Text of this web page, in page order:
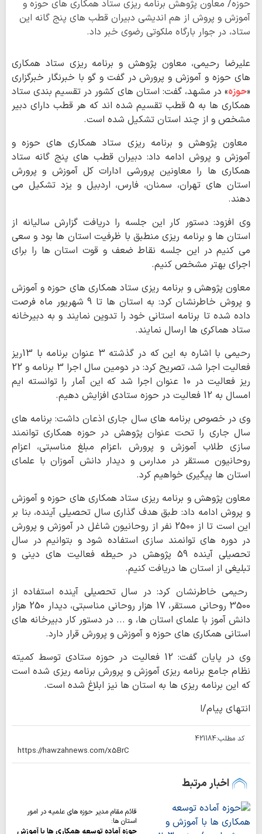
حوزه/ معاون پژوهش برنامه ریزی ستاد همکاری های حوزه و
آموزش و پروش از هم اندیشی دبیران قطب های پنج گانه این
ستاد، در جوار بارگاه ملکوتی رضوی خبر داد.
علیرضا رحیمی، معاون پژوهش و برنامه ریزی ستاد همکاری
های حوزه و آموزش و پرورش در گفت و گو با خبرنگار خبرگزاری
«حوزه» در مشهد، گفت: استان های کشور در تقسیم بندی ستاد
همکاری ها به 5 قطب تقسیم شده اند که هر قطب دارای دبیر
مشخص و از چند استان تشکیل شده است.
معاون پژوهش و برنامه ریزی ستاد همکاری های حوزه و
آموزش و پروش ادامه داد: دبیران قطب های پنج گانه ستاد
همکاری ها را معاونین پرورشی ادارات کل آموزش و پرورش
استان های تهران، سمنان، فارس، اردبیل و یزد تشکیل می
دهند.
وی افزود: دستور کار این جلسه را دریافت گزارش سالیانه از
استان ها و برنامه ریزی منطبق با ظرفیت استان ها بود و سعی
می کنیم در این جلسه نقاط ضعف و قوت استان ها را برای
اجرای بهتر مشخص کنیم.
معاون پژوهش و برنامه ریزی ستاد همکاری های حوزه و آموزش
و پروش خاطرنشان کرد: به استان ها تا 9 شهریور ماه فرصت
داده شده تا برنامه استانی خود را تدوین نمایند و به دبیرخانه
ستاد هماکری ها ارسال نمایند.
رحیمی با اشاره به این که در گذشته 3 عنوان برنامه با 13ریز
فعالیت اجرا شد، تصریح کرد: در دومین سال اجرا 3 برنامه و 22
ریز فعالیت در 10 عنوان اجرا شد که این آمار را توانسته ایم
امسال به 12 فعالیت در حوزه ستادی افزایش دهیم
.
وی در خصوص برنامه های سال جاری اذعان داشت: برنامه های
سال جاری را تحت عنوان پژوهش در حوزه همکاری توانمند
سازی طلاب آموزش و پرورش ،اعزام مبلغ مناسبتی، اعزام
روحانیون مستقر در مدارس و دیدار دانش آموزان با علمای
استان ها پیگیری خواهیم کرد.
معاون پژوهش و برنامه ریزی ستاد همکاری های حوزه و آموزش
و پروش ادامه داد: طبق هدف گذاری سال تحصیلی آینده، بنا بر
این است تا از 2500 نفر از روحانیون شاغل در آموزش و پرورش
در دوره های توانمند سازی استفاده شود و بتوانیم در سال
تحصیلی آینده 59 پژوهش در حیطه فعالیت های دینی و
تبلیغی از استان ها دریافت کنیم.
رحیمی خاطرنشان کرد: در سال تحصیلی آینده استفاده از
3500 روحانی مستقر، 17 هزار روحانی مناسبتی، دیدار 250 هزار
دانش آموز با علمای استان ها، و ... در دستور کار دبیرخانه های
استانی همکاری های حوزه و آموزش و پرورش قرار دارد.
وی در پایان گفت: 12 فعالیت در حوزه ستادی توسط کمیته
نظام جامع برنامه ریزی آموزش و پرورش برنامه ریزی شده است
که این برنامه ریزی ها به استان ها نیز ابلاغ شده است.
انتهای پیام/ا
کد مطلب:421184
اخبار مرتبط
قائم مقام مدیر حوزه های علمیه در امور
استان ها:
حوزه آماده توسعه همکاری ها با آموزش